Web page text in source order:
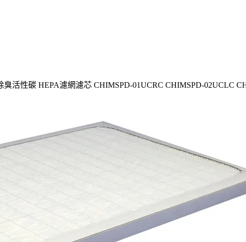
活性碳 HEPA濾網濾芯 CHIMSPD-01UCRC CHIMSPD-02UCLC